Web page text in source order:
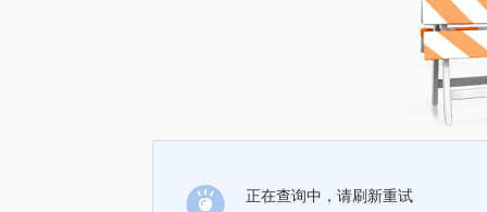
正在查询中，请刷新重试